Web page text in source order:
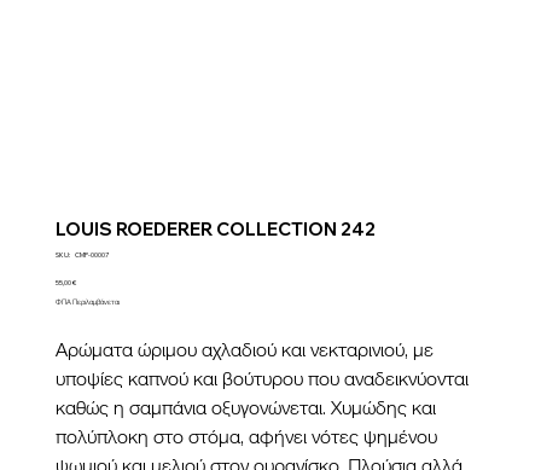
LOUIS ROEDERER COLLECTION 242
SKU: SKU
00007
CMP-00007
Τιμή
55,00 €
ΦΠΑ Περιλαμβάνεται
Αρώματα ώριμου αχλαδιού και νεκταρινιού, με
υποψίες καπνού και βούτυρου που αναδεικνύονται
καθώς η σαμπάνια οξυγονώνεται. Χυμώδης και
πολύπλοκη στο στόμα, αφήνει νότες ψημένου
ψωμιού και μελιού στον ουρανίσκο. Πλούσια αλλά